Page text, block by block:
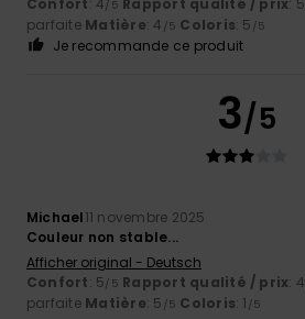
/5
parfaite Matière: 4 /5 Coloris: 5 /5
Je recommande ce produit
3/5
Michael11 novembre 2025
Couleur non stable...
Afficher original - Deutsch
Confort: 5/5 Rapport qualité / prix: 4
parfaite Matière: 5 /5 Coloris: 1 /5